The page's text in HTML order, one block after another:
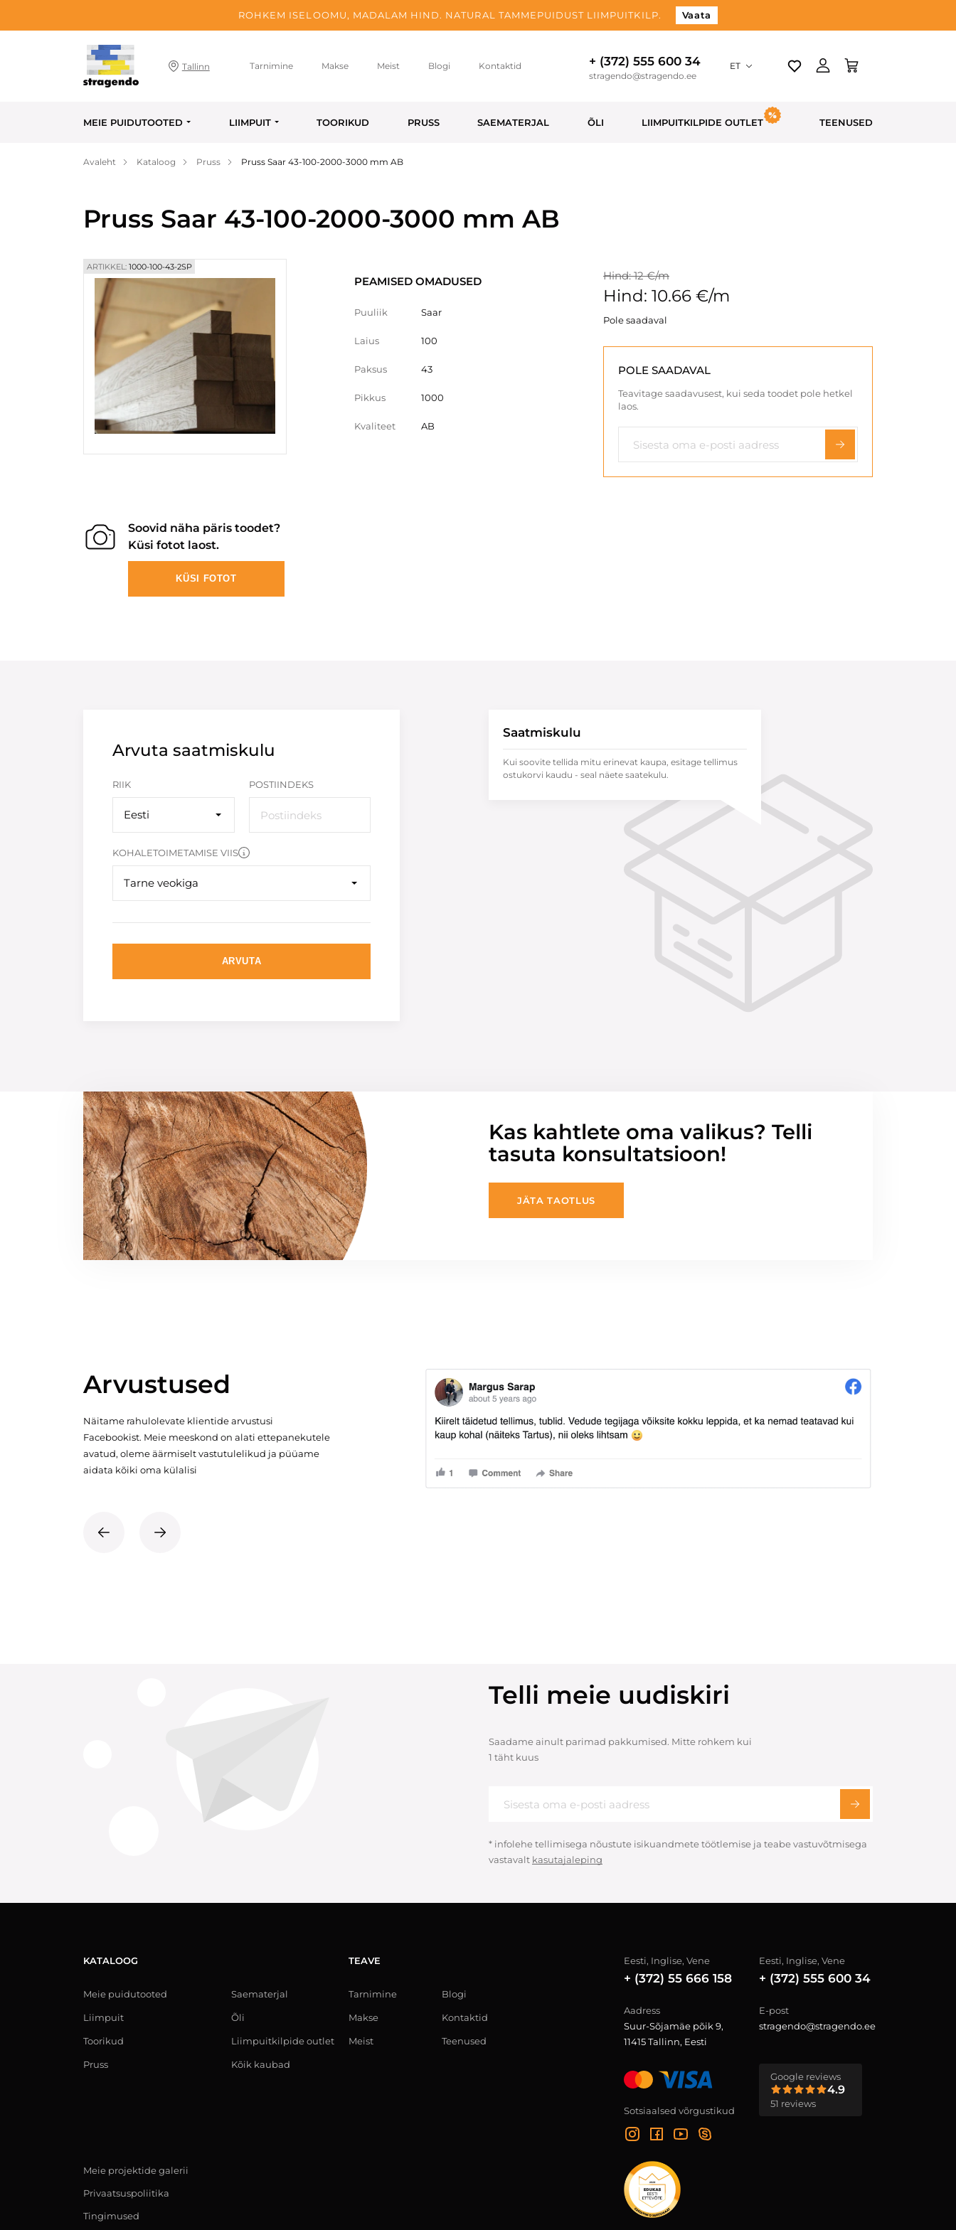
ROHKEM ISELOOMU, MADALAM HIND. NATURAL TAMMEPUIDUST LIIMPUITKILP. Vaata
Tallinn Tarnimine Makse Meist Blogi Kontaktid + (372) 555 600 34
stragendo@stragendo.ee
ET
MEIE PUIDUTOOTED LIIMPUIT TOORIKUD PRUSS SAEMATERJAL ÕLI LIIMPUITKILPIDE OUTLET TEENUSED
Avaleht Kataloog Pruss Pruss Saar 43-100-2000-3000 mm AB
Pruss Saar 43-100-2000-3000 mm AB
ARTIKKEL: 1000-100-43-2SP
PEAMISED OMADUSED
Puuliik Saar
Laius 100
Paksus 43
Pikkus 1000
Kvaliteet AB
Hind: 12 €/m
Hind: 10.66 €/m
Pole saadaval
POLE SAADAVAL
Teavitage saadavusest, kui seda toodet pole hetkel
laos.
Soovid näha päris toodet?
Küsi fotot laost.
KÜSI FOTOT
Arvuta saatmiskulu
RIIK
Eesti
POSTIINDEKS
KOHALETOIMETAMISE VIIS
Tarne veokiga
ARVUTA
Saatmiskulu
Kui soovite tellida mitu erinevat kaupa, esitage tellimus
ostukorvi kaudu - seal näete saatekulu.
Kas kahtlete oma valikus? Telli
tasuta konsultatsioon!
JÄTA TAOTLUS
Arvustused
Näitame rahulolevate klientide arvustusi
Facebookist. Meie meeskond on alati ettepanekutele
avatud, oleme äärmiselt vastutulelikud ja püüame
aidata kõiki oma külalisi
Telli meie uudiskiri
Saadame ainult parimad pakkumised. Mitte rohkem kui
1 täht kuus
* infolehe tellimisega nõustute isikuandmete töötlemise ja teabe vastuvõtmisega
vastavalt kasutajaleping
KATALOOG
Meie puidutooted
Liimpuit
Toorikud
Pruss
Saematerjal
Õli
Liimpuitkilpide outlet
Kõik kaubad
TEAVE
Tarnimine
Makse
Meist
Blogi
Kontaktid
Teenused
Eesti, Inglise, Vene
+ (372) 55 666 158
Eesti, Inglise, Vene
+ (372) 555 600 34
Aadress
Suur-Sõjamäe põik 9,
11415 Tallinn, Eesti
E-post
stragendo@stragendo.ee
Sotsiaalsed võrgustikud
Google reviews
4.9
51 reviews
Meie projektide galerii
Privaatsuspoliitika
Tingimused